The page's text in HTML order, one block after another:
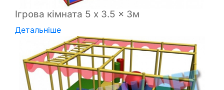
Ігрова кімната 5 x 3.5 x 3м
Детальніше